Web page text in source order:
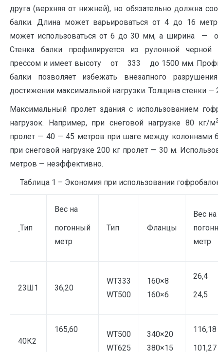
друга (верхняя от ниж­ней), но обязательно должна
балки. Длина мо­жет варьироваться от 4 до 16
может использо­ваться от 6 до 30 мм, а ширина
Стенка балки профилируется из рулон­ной черной
прессом и имеет высоту от 333 до 1500 мм.
балки по­зволяет избежать вне­запного
достижении максимальной на­грузки. Толщина стенки
Максимальный пролет здания с исполь­зованием
нагрузок. Например, при снеговой нагрузке 80 кг/м
пролет — 40 — 45 метров при шаге между колоннами
при снеговой нагрузке 200 кг пролет — 30 м.
метров — неэффективно.
Таблица 1 – Экономия при использовании
Тип
Вес на
погонный
метр
Тип Фланцы
Вес на
метр
23Ш1 36,20
WT333
WT500
160×8
160×6
26,4
24,5
40К2
165,60
WT500
WT625
340×20
380×15
116,18
101,27